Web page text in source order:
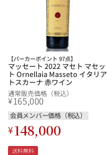
ショッピングガイド
銘柄から探す
生産地から探す
種類で探す
【パーカーポイント 97点】
マッセート 2022 マセト マセッ
ト Ornellaia Masseto イタリア
トスカーナ 赤ワイン
通常販売価格（税込）
¥165,000
会員メンバー価格（税込）
¥148,000
送料無料